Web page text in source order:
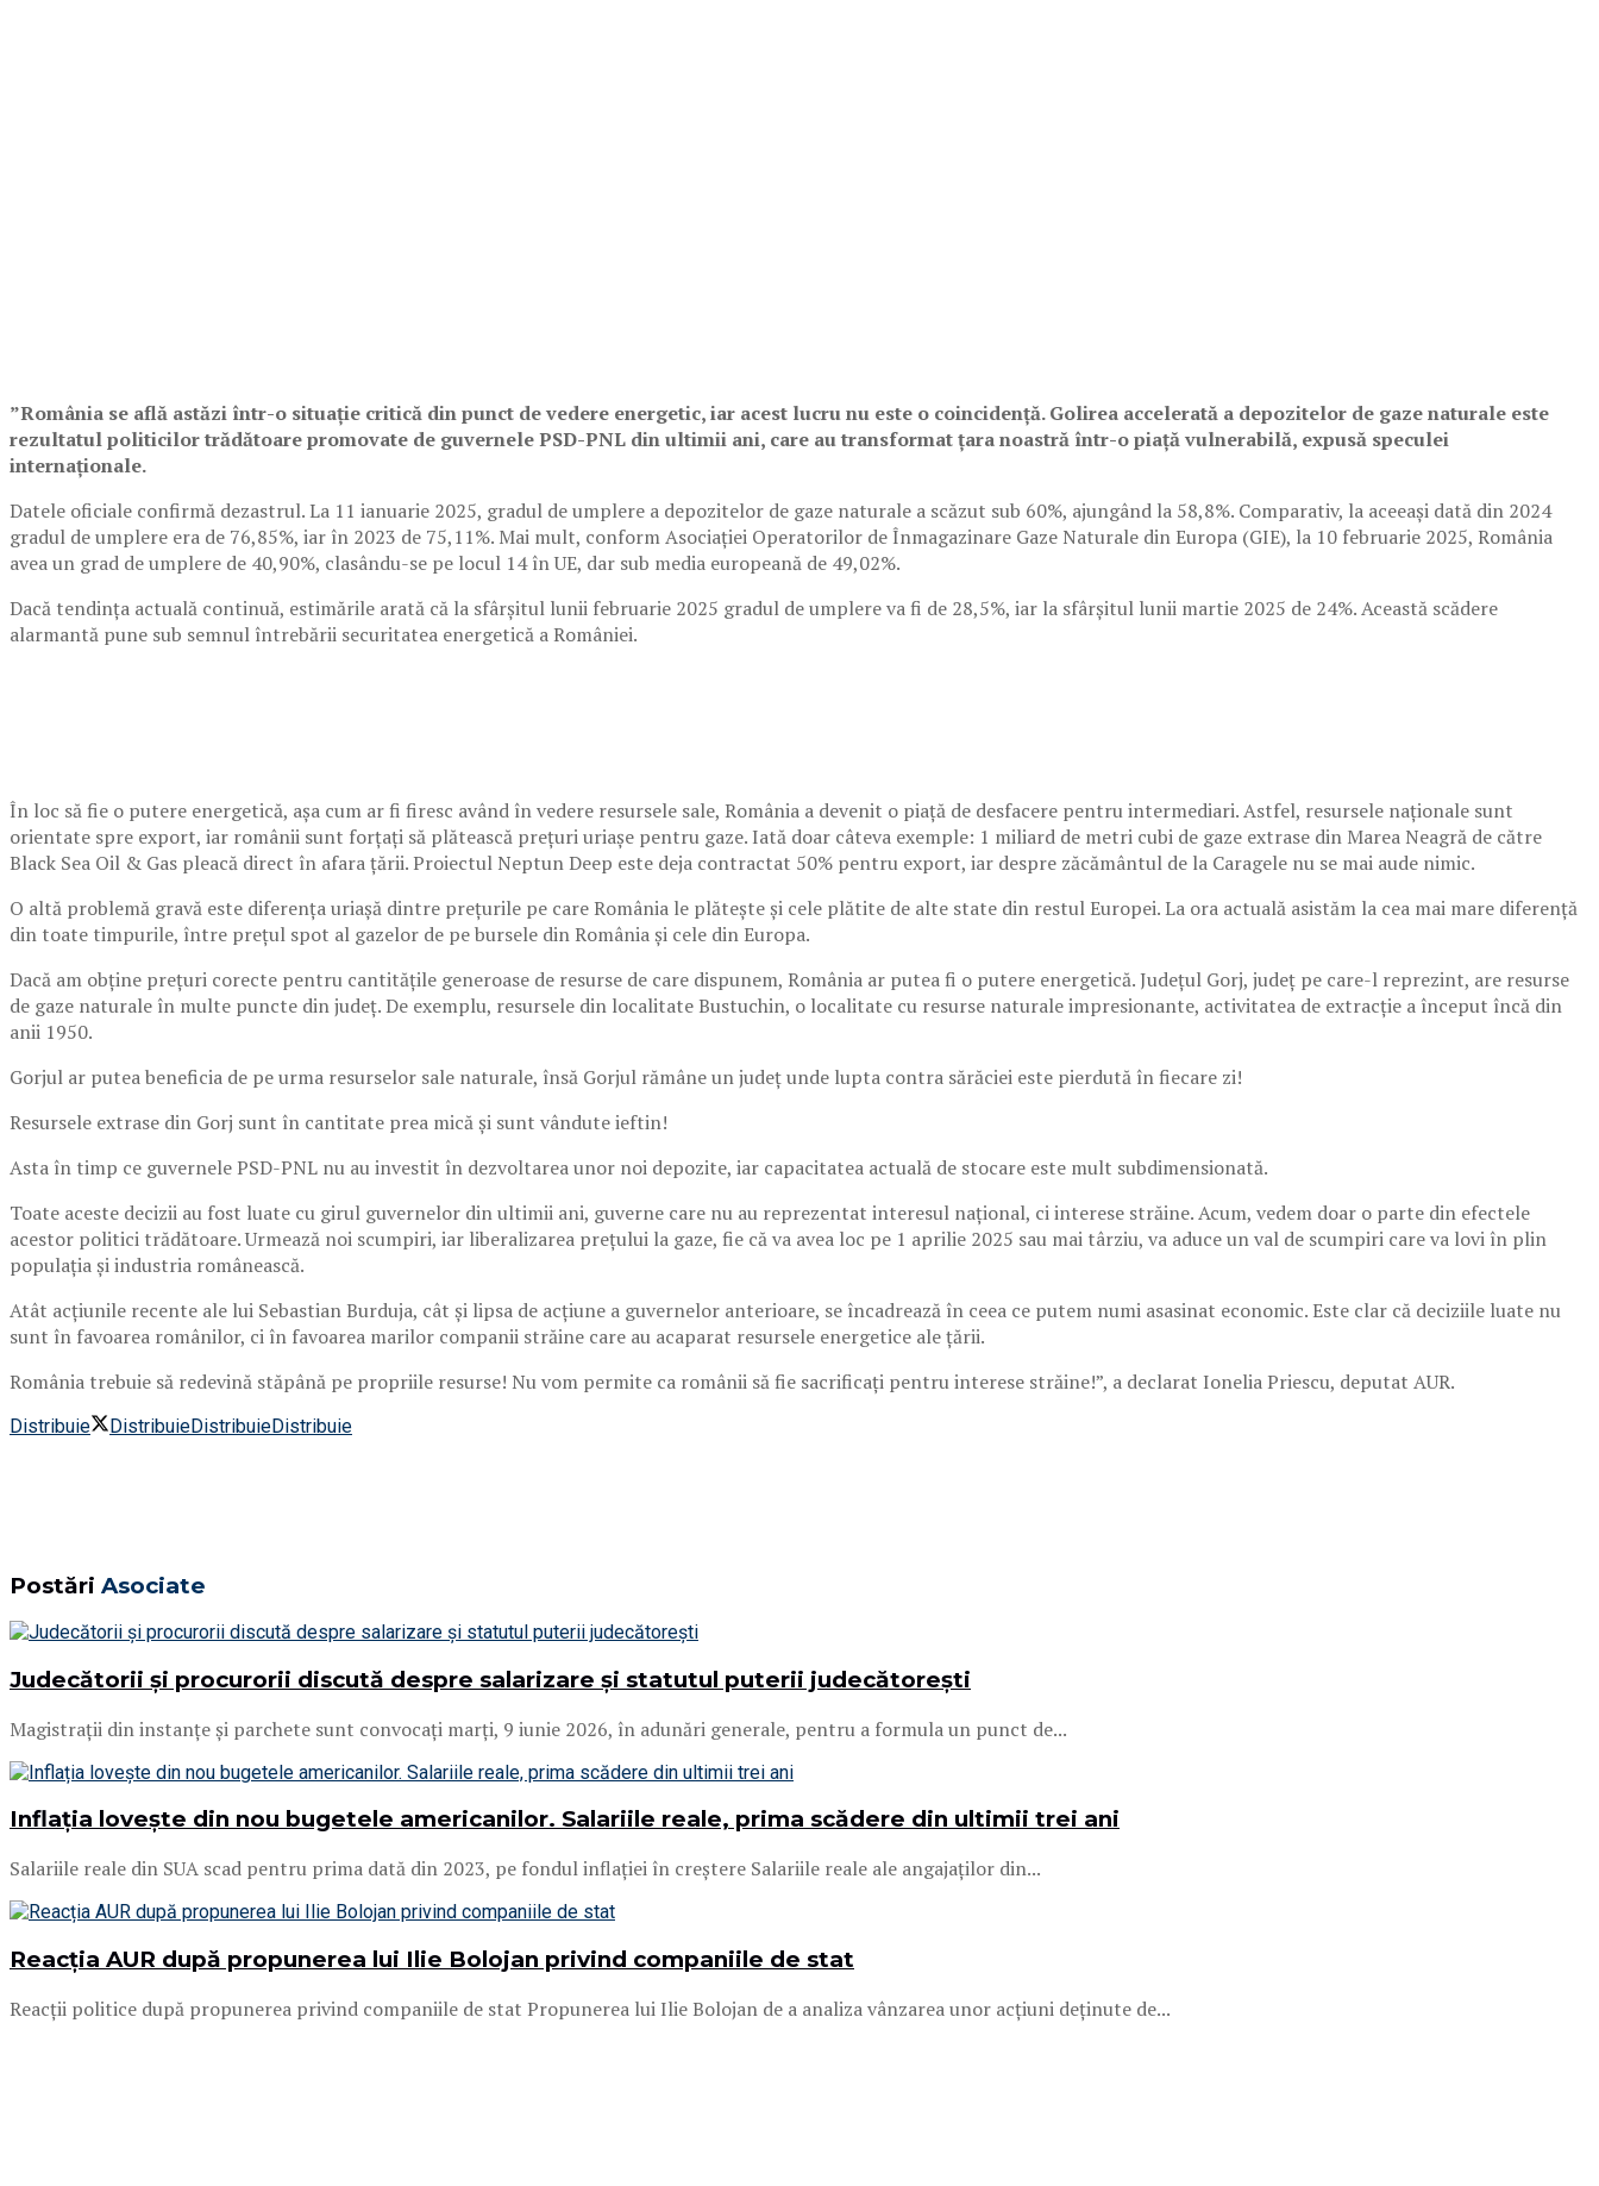
”România se află astăzi într-o situație critică din punct de vedere energetic, iar acest lucru nu este o coincidență. Golirea accelerată a depozitelor de gaze naturale este
rezultatul politicilor trădătoare promovate de guvernele PSD-PNL din ultimii ani, care au transformat țara noastră într-o piață vulnerabilă, expusă speculei
internaționale.
Datele oficiale confirmă dezastrul. La 11 ianuarie 2025, gradul de umplere a depozitelor de gaze naturale a scăzut sub 60%, ajungând la 58,8%. Comparativ, la aceeași dată din 2024
gradul de umplere era de 76,85%, iar în 2023 de 75,11%. Mai mult, conform Asociației Operatorilor de Înmagazinare Gaze Naturale din Europa (GIE), la 10 februarie 2025, România
avea un grad de umplere de 40,90%, clasându-se pe locul 14 în UE, dar sub media europeană de 49,02%.
Dacă tendința actuală continuă, estimările arată că la sfârșitul lunii februarie 2025 gradul de umplere va fi de 28,5%, iar la sfârșitul lunii martie 2025 de 24%. Această scădere
alarmantă pune sub semnul întrebării securitatea energetică a României.
În loc să fie o putere energetică, așa cum ar fi firesc având în vedere resursele sale, România a devenit o piață de desfacere pentru intermediari. Astfel, resursele naționale sunt
orientate spre export, iar românii sunt forțați să plătească prețuri uriașe pentru gaze. Iată doar câteva exemple: 1 miliard de metri cubi de gaze extrase din Marea Neagră de către
Black Sea Oil & Gas pleacă direct în afara țării. Proiectul Neptun Deep este deja contractat 50% pentru export, iar despre zăcământul de la Caragele nu se mai aude nimic.
O altă problemă gravă este diferența uriașă dintre prețurile pe care România le plătește și cele plătite de alte state din restul Europei. La ora actuală asistăm la cea mai mare diferenţă
din toate timpurile, între preţul spot al gazelor de pe bursele din România şi cele din Europa.
Dacă am obține prețuri corecte pentru cantitățile generoase de resurse de care dispunem, România ar putea fi o putere energetică. Județul Gorj, județ pe care-l reprezint, are resurse
de gaze naturale în multe puncte din județ. De exemplu, resursele din localitate Bustuchin, o localitate cu resurse naturale impresionante, activitatea de extracție a început încă din
anii 1950.
Gorjul ar putea beneficia de pe urma resurselor sale naturale, însă Gorjul rămâne un județ unde lupta contra sărăciei este pierdută în fiecare zi!
Resursele extrase din Gorj sunt în cantitate prea mică și sunt vândute ieftin!
Asta în timp ce guvernele PSD-PNL nu au investit în dezvoltarea unor noi depozite, iar capacitatea actuală de stocare este mult subdimensionată.
Toate aceste decizii au fost luate cu girul guvernelor din ultimii ani, guverne care nu au reprezentat interesul național, ci interese străine. Acum, vedem doar o parte din efectele
acestor politici trădătoare. Urmează noi scumpiri, iar liberalizarea prețului la gaze, fie că va avea loc pe 1 aprilie 2025 sau mai târziu, va aduce un val de scumpiri care va lovi în plin
populația și industria românească.
Atât acțiunile recente ale lui Sebastian Burduja, cât și lipsa de acțiune a guvernelor anterioare, se încadrează în ceea ce putem numi asasinat economic. Este clar că deciziile luate nu
sunt în favoarea românilor, ci în favoarea marilor companii străine care au acaparat resursele energetice ale țării.
România trebuie să redevină stăpână pe propriile resurse! Nu vom permite ca românii să fie sacrificați pentru interese străine!”, a declarat Ionelia Priescu, deputat AUR.
Distribuie DistribuieDistribuieDistribuie
Postări Asociate
Judecătorii și procurorii discută despre salarizare și statutul puterii judecătorești
Magistrații din instanțe și parchete sunt convocați marți, 9 iunie 2026, în adunări generale, pentru a formula un punct de...
Inflația lovește din nou bugetele americanilor. Salariile reale, prima scădere din ultimii trei ani
Salariile reale din SUA scad pentru prima dată din 2023, pe fondul inflației în creștere Salariile reale ale angajaților din...
Reacția AUR după propunerea lui Ilie Bolojan privind companiile de stat
Reacții politice după propunerea privind companiile de stat Propunerea lui Ilie Bolojan de a analiza vânzarea unor acțiuni deținute de...